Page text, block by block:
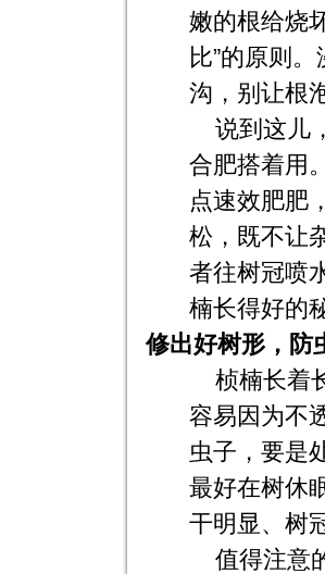
嫩的根给烧
比”的原则
沟，别让根
说到这儿
合肥搭着用
点速效肥肥
松，既不让
者往树冠喷
楠长得好的
修出好树形，防
桢楠长着
容易因为不
虫子，要是
最好在树休
干明显、树
值得注意